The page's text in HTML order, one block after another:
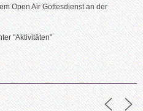
Open Air Gottesdienst an der
"Aktivitäten"